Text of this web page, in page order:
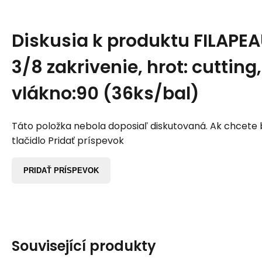
Diskusia k produktu
3/8 zakrivenie, hrot: cutting,
vlákno:90 (36ks/bal)
Táto položka nebola doposiaľ diskutovaná. Ak chcete
tlačidlo Pridať príspevok
PRIDAŤ PRÍSPEVOK
Související produkty